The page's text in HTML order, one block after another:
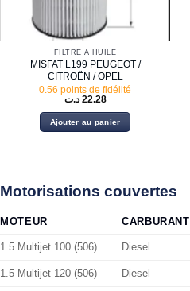
FILTRE À HUILE
MISFAT L199 PEUGEOT /
CITROËN / OPEL
0.56 points de fidélité
22.28 د.ت
Ajouter au panier
Motorisations couvertes
MOTEUR CARBURANT
1.5 Multijet 100 (506) Diesel
1.5 Multijet 120 (506) Diesel